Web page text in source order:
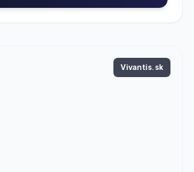
Vivantis.sk